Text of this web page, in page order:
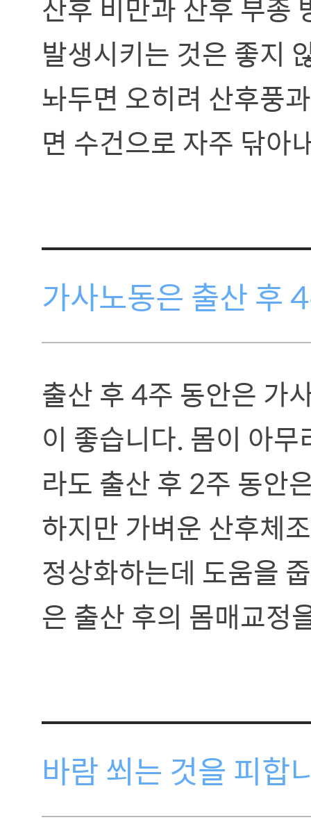
발생시키는 것은 좋지
놔두면 오히려 산후풍
면 수건으로 자주 닦아
가사노동은 출산 후
출산 후 4주 동안은 가
이 좋습니다. 몸이 아
라도 출산 후 2주 동안
하지만 가벼운 산후체
정상화하는데 도움을
은 출산 후의 몸매교정
바람 쐬는 것을 피합